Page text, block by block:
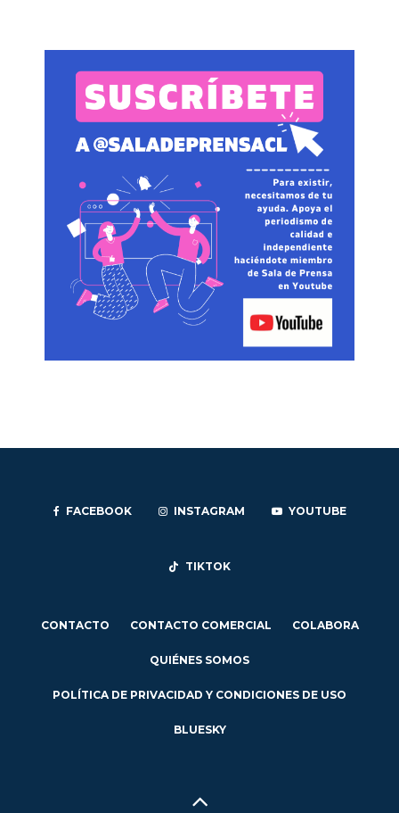
FACEBOOK INSTAGRAM YOUTUBE
TIKTOK
CONTACTO CONTACTO COMERCIAL COLABORA
QUIÉNES SOMOS
POLÍTICA DE PRIVACIDAD Y CONDICIONES DE USO
BLUESKY